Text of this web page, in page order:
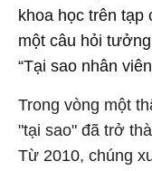
khoa học trên tạp
một câu hỏi
“Tại sao nhân
Trong vòng một
"tại sao" đã trở
Từ 2010, chúng